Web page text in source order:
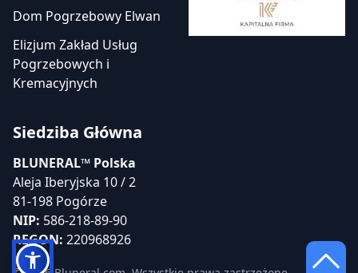
Dom Pogrzebowy Elwan
Elizjum Zakład Usług
Pogrzebowych i
Kremacyjnych
Siedziba Główna
BLUNERAL™ Polska
Aleja Iberyjska 10 / 2
81-198 Pogórze
NIP: 586-218-89-90
REGON: 220968926